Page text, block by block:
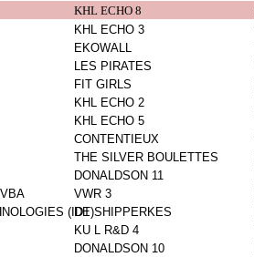
KHL ECHO 8
KHL ECHO 3
EKOWALL
LES PIRATES
FIT GIRLS
KHL ECHO 2
KHL ECHO 5
CONTENTIEUX
THE SILVER BOULETTES
DONALDSON 11
VWR 3
(IDT)
DE SHIPPERKES
KU L R&D 4
DONALDSON 10